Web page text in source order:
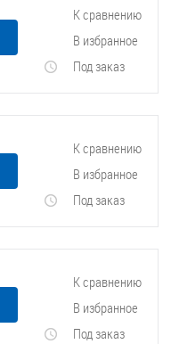
К сравнению
В избранное
Под заказ
К сравнению
В избранное
Под заказ
К сравнению
В избранное
Под заказ